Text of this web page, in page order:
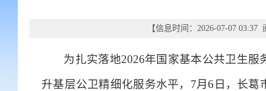
【信息时间：2026-07-07
为扎实落地2026年国家基本公共卫生
升基层公卫精细化服务水平，7月6日，长